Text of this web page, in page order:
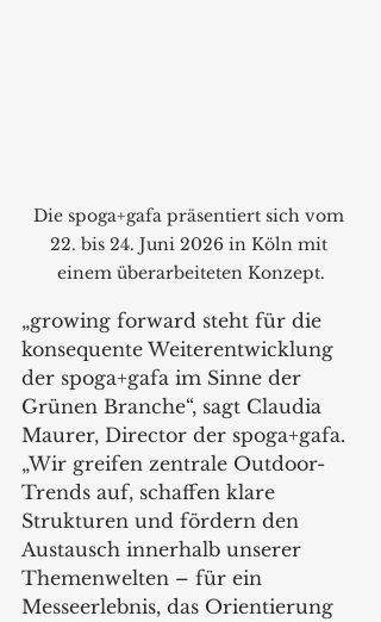
Die spoga+gafa präsentiert sich vom
22. bis 24. Juni 2026 in Köln mit
einem überarbeiteten Konzept.
„growing forward steht für die
konsequente Weiterentwicklung
der spoga+gafa im Sinne der
Grünen Branche“, sagt Claudia
Maurer, Director der spoga+gafa.
„Wir greifen zentrale Outdoor-
Trends auf, schaffen klare
Strukturen und fördern den
Austausch innerhalb unserer
Themenwelten – für ein
Messeerlebnis, das Orientierung